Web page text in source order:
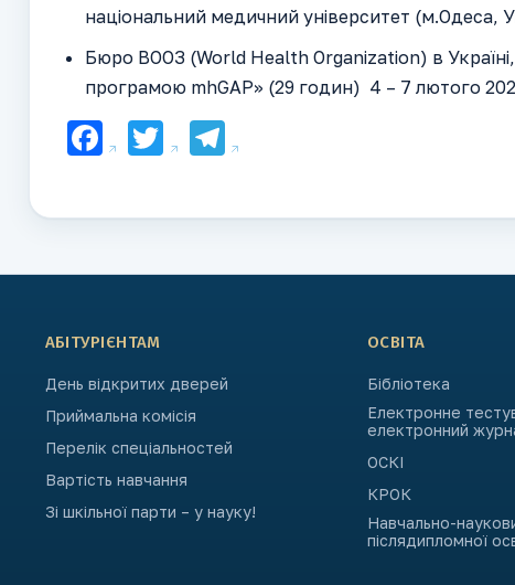
національний медичний університет (м.Одеса,
Бюро ВООЗ (World Health Organization) в Україні,
програмою mhGAР» (29 годин) 4 – 7 лютого
Facebook
TwitterTelegram
АБІТУРІЄНТАМ
День відкритих дверей
Приймальна комісія
Перелік спеціальностей
Вартість навчання
Зі шкільної парти – у науку!
ОСВІТА
Бібліотека
Електронне
електронний
ОСКІ
КРОК
Навчально-
післядипломної